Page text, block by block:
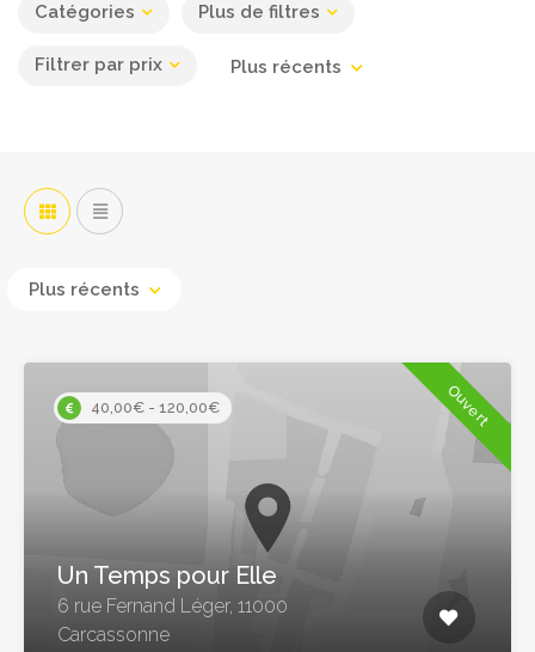
Catégories Plus de filtres
Filtrer par prix Plus récents
Plus récents
40,00€ - 120,00€ Ouvert
Un Temps pour Elle
6 rue Fernand Léger, 11000
Carcassonne